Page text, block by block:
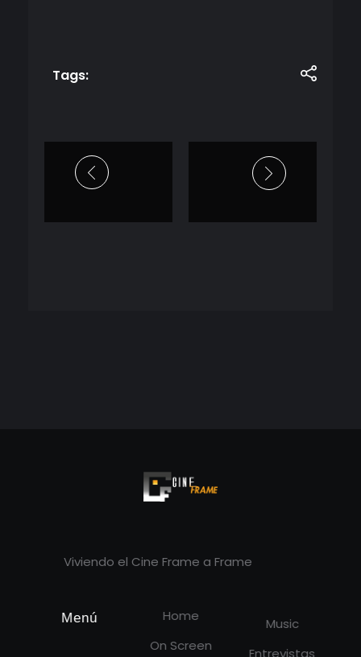
Tags:
Viviendo el Cine Frame a Frame
Menú
Home
On Screen
Music
Entrevistas